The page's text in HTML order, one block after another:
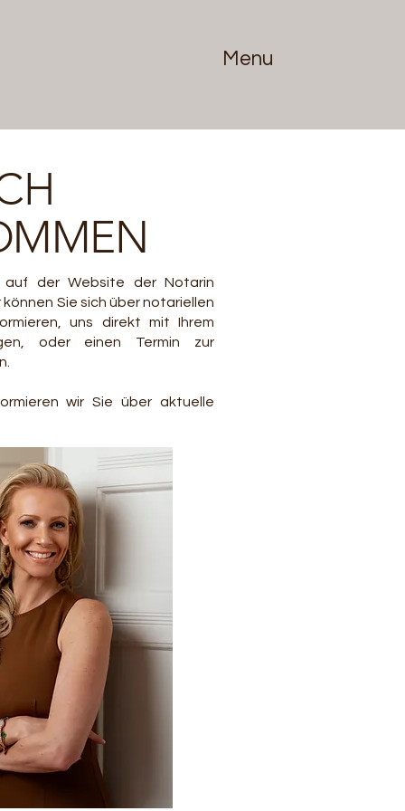
Menu
auf der Website der Notarin
können Sie sich über notariellen
uns direkt mit Ihrem
oder einen Termin zur
wir Sie über aktuelle